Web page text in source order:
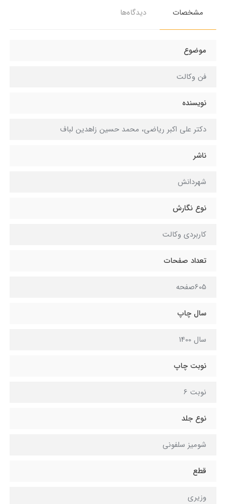
مشخصات دیدگاه‌ها
موضوع
فن وکالت
نویسنده
دکتر علی اکبر ریاضی، محمد حسین زاهدین لباف
ناشر
شهردانش
نوع نگارش
کاربردی وکالت
تعداد صفحات
605صفحه
سال چاپ
سال 1400
نوبت چاپ
نوبت 6
نوع جلد
شومیز سلفونی
قطع
وزیری